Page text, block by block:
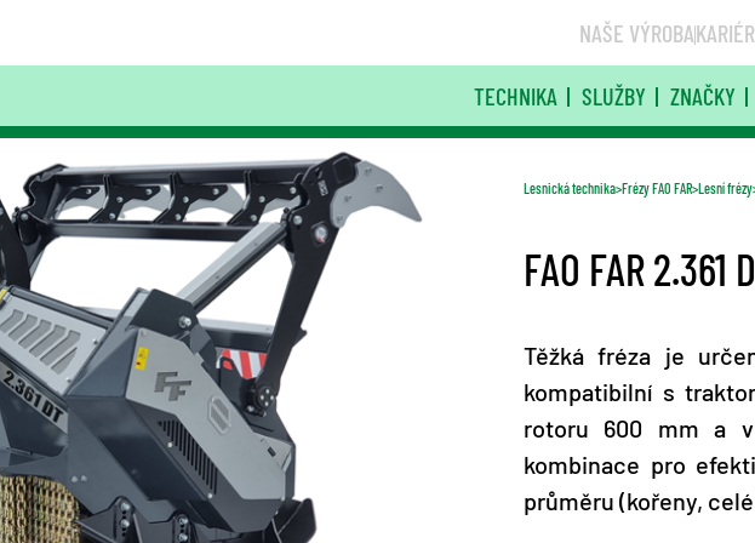
NAŠE VÝROBA
TECHNIKA SLUŽBY ZNAČKY
Lesnická technika Frézy FAO FAR Lesní frézy
FAO FAR 2.361
Těžká fréza je
kompatibilní s
rotoru 600 mm a
kombinace pro
průměru (kořeny,